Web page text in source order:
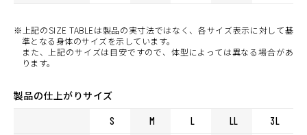
※上記のSIZE TABLEは製品の実寸法ではなく、各サイズ表示に対して基
準となる身体のサイズを示しています。
また、上記のサイズは目安ですので、体型によっては異なる場合があ
ります。
製品の仕上がりサイズ
S M L LL 3L